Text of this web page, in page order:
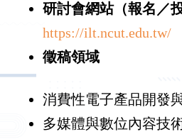
研討會網站（報名／投
https://ilt.ncut.edu.tw/
徵稿領域
消費性電子產品開發
多媒體與數位內容技